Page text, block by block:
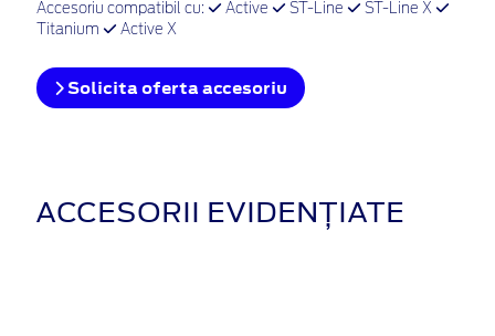
Accesoriu compatibil cu: Active ST-Line
ST-Line X
Titanium
Active X
Solicita oferta accesoriu
ACCESORII EVIDENȚIATE